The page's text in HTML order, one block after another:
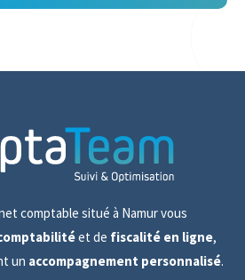
comptable situé à Namur vous
et de fiscalité en ligne,
un accompagnement personnalisé.